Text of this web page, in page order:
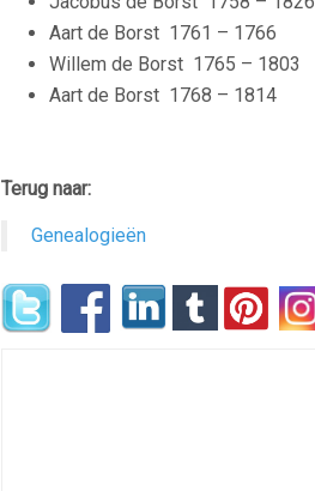
Aart de Borst 1761 – 1766
Willem de Borst 1765 – 1803
Aart de Borst 1768 – 1814
Terug naar:
Genealogieën